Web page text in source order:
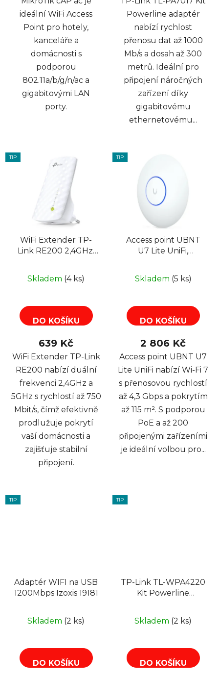
ideální WiFi Access
Point pro hotely,
kanceláře a
domácnosti s
podporou
802.11a/b/g/n/ac a
gigabitovými LAN
porty.
Powerline adaptér
nabízí rychlost
přenosu dat až 1000
Mb/s a dosah až 300
metrů. Ideální pro
připojení náročných
zařízení díky
gigabitovému
ethernetovému...
TIP
WiFi Extender TP-
Link RE200 2,4GHz,
750Mbit/s, Repeater
Skladem (4 ks)
DO KOŠÍKU
639 Kč
WiFi Extender TP-Link
RE200 nabízí duální
frekvenci 2,4GHz a
5GHz s rychlostí až 750
Mbit/s, čímž efektivně
prodlužuje pokrytí
vaší domácnosti a
zajišťuje stabilní
připojení.
TIP
Access point UBNT
U7 Lite UniFi,
Skladem (5 ks)
DO KOŠÍKU
2 806 Kč
Access point UBNT U7
Lite UniFi nabízí Wi-Fi 7
s přenosovou rychlostí
až 4,3 Gbps a pokrytím
až 115 m². S podporou
PoE a až 200
připojenými zařízeními
je ideální volbou pro...
TIP
Adaptér WIFI na USB
1200Mbps Izoxis 19181
Skladem (2 ks)
DO KOŠÍKU
TIP
TP-Link TL-WPA4220
Kit Powerline
Skladem (2 ks)
DO KOŠÍKU